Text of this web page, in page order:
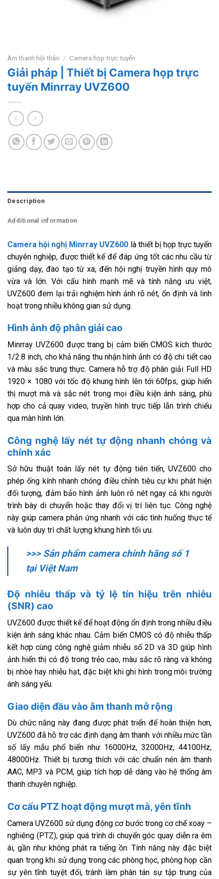
Âm thanh hội thảo / Camera họp trực tuyến
Giải pháp | Thiết bị Camera họp trực
tuyến Minrray UVZ600
Description
Additional information
Camera hội nghị Minrray UVZ600 là thiết bị họp trực tuyến
chuyên nghiệp, được thiết kế để đáp ứng tốt các nhu cầu từ
giảng dạy, đào tạo từ xa, đến hội nghị truyền hình quy mô
vừa và lớn. Với cấu hình mạnh mẽ và tính năng ưu việt,
UVZ600 đem lại trải nghiệm hình ảnh rõ nét, ổn định và linh
hoạt trong nhiều không gian sử dụng.
Hình ảnh độ phân giải cao
Minrray UVZ600 được trang bị cảm biến CMOS kích thước
1/2.8 inch, cho khả năng thu nhận hình ảnh có độ chi tiết cao
và màu sắc trung thực. Camera hỗ trợ độ phân giải Full HD
1920 × 1080 với tốc độ khung hình lên tới 60fps, giúp hiển
thị mượt mà và sắc nét trong mọi điều kiện ánh sáng, phù
hợp cho cả quay video, truyền hình trực tiếp lẫn trình chiếu
qua màn hình lớn.
Công nghệ lấy nét tự động nhanh chóng và
chính xác
Sở hữu thuật toán lấy nét tự động tiên tiến, UVZ600 cho
phép ống kính nhanh chóng điều chỉnh tiêu cự khi phát hiện
đối tượng, đảm bảo hình ảnh luôn rõ nét ngay cả khi người
trình bày di chuyển hoặc thay đổi vị trí liên tục. Công nghệ
này giúp camera phản ứng nhanh với các tình huống thực tế
và luôn duy trì chất lượng khung hình tối ưu.
>>> Sản phẩm camera chính hãng số 1
tại Việt Nam
Độ nhiễu thấp và tỷ lệ tín hiệu trên nhiễu
(SNR) cao
UVZ600 được thiết kế để hoạt động ổn định trong nhiều điều
kiện ánh sáng khác nhau. Cảm biến CMOS có độ nhiễu thấp
kết hợp cùng công nghệ giảm nhiễu số 2D và 3D giúp hình
ảnh hiển thị có độ trong trẻo cao, màu sắc rõ ràng và không
bị nhòe hay nhiễu hạt, đặc biệt khi ghi hình trong môi trường
ánh sáng yếu.
Giao diện đầu vào âm thanh mở rộng
Dù chức năng này đang được phát triển để hoàn thiện hơn,
UVZ600 đã hỗ trợ các định dạng âm thanh với nhiều mức tần
số lấy mẫu phổ biến như 16000Hz, 32000Hz, 44100Hz,
48000Hz. Thiết bị tương thích với các chuẩn nén âm thanh
AAC, MP3 và PCM, giúp tích hợp dễ dàng vào hệ thống âm
thanh chuyên nghiệp.
Cơ cấu PTZ hoạt động mượt mà, yên tĩnh
Camera UVZ600 sử dụng động cơ bước trong cơ chế xoay –
nghiêng (PTZ), giúp quá trình di chuyển góc quay diễn ra êm
ái, gần như không phát ra tiếng ồn. Tính năng này đặc biệt
quan trọng khi sử dụng trong các phòng học, phòng họp cần
sự yên tĩnh tuyệt đối, tránh làm phân tán sự tập trung của